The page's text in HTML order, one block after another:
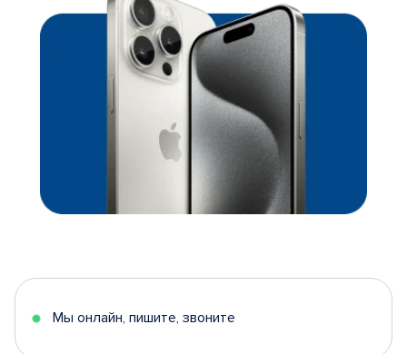
Мы онлайн, пишите, звоните